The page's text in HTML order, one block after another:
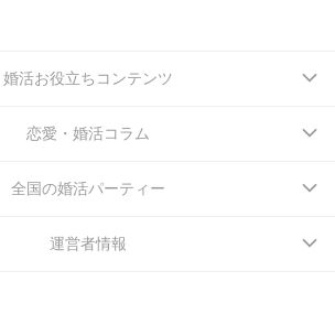
婚活お役立ちコンテンツ
恋愛・婚活コラム
全国の婚活パーティー
運営者情報